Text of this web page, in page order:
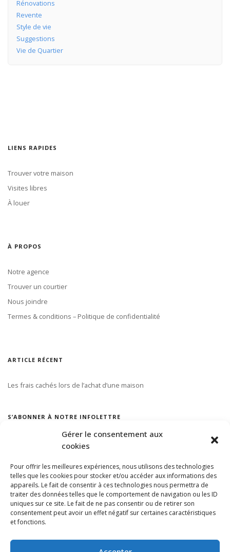
Gérer le consentement aux
cookies
Pour offrir les meilleures expériences, nous utilisons des technologies
telles que les cookies pour stocker et/ou accéder aux informations des
appareils. Le fait de consentir à ces technologies nous permettra de
traiter des données telles que le comportement de navigation ou les ID
uniques sur ce site. Le fait de ne pas consentir ou de retirer son
consentement peut avoir un effet négatif sur certaines caractéristiques
et fonctions.
Rénovations
Revente
Style de vie
Suggestions
Vie de Quartier
LIENS RAPIDES
Trouver votre maison
Visites libres
À louer
À PROPOS
Notre agence
Trouver un courtier
Nous joindre
Termes & conditions – Politique de confidentialité
ARTICLE RÉCENT
Les frais cachés lors de l’achat d’une maison
S’ABONNER À NOTRE INFOLETTRE